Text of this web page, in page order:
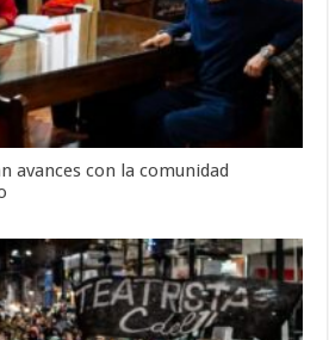
avances con la comunidad